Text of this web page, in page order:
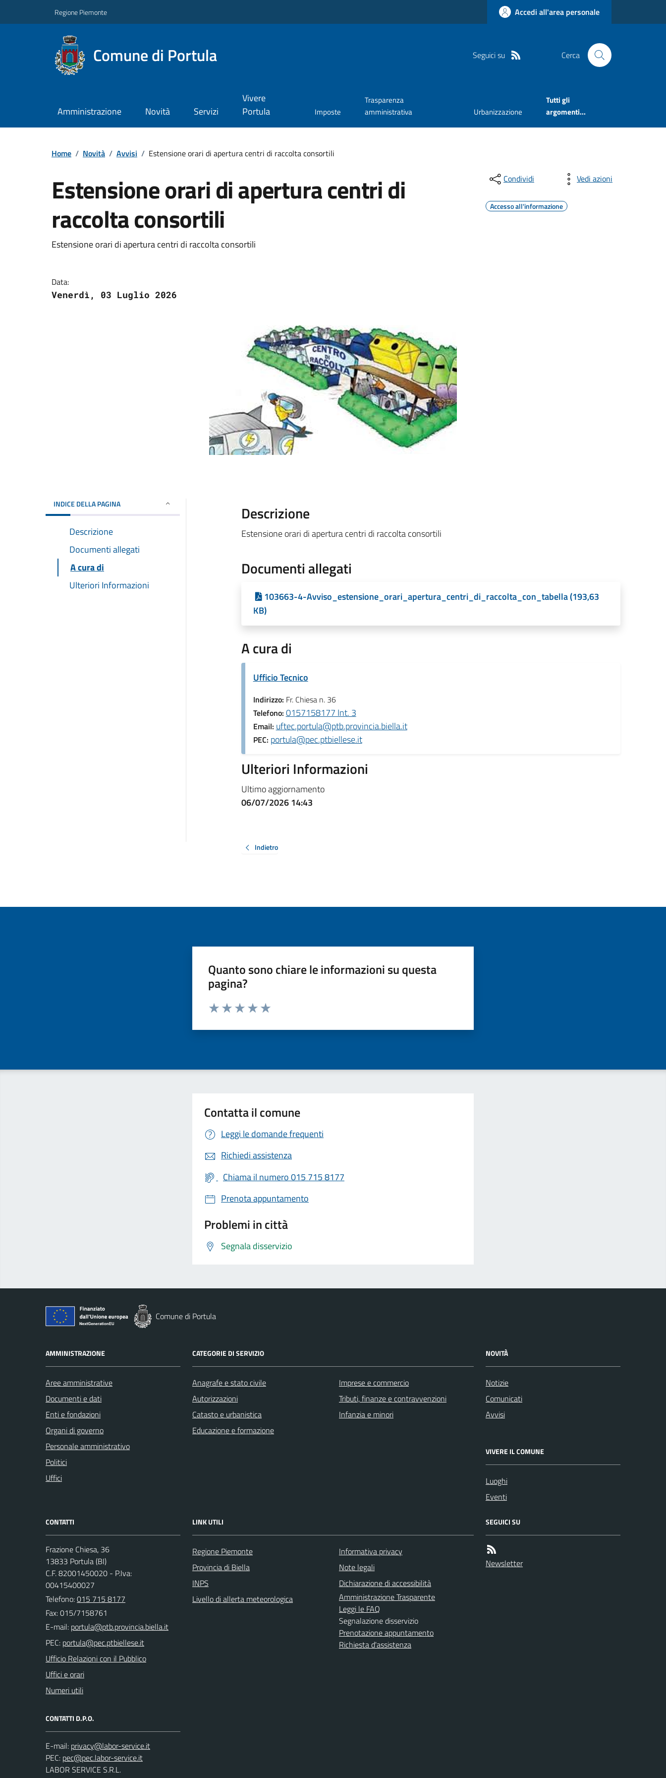
Regione Piemonte Accedi all'area personale
Comune di Portula Seguici su Cerca
Amministrazione Novità Servizi
Vivere
Portula
Imposte
Trasparenza
amministrativa
Urbanizzazione
Tutti gli
argomenti...
Home / Novità / Avvisi / Estensione orari di apertura centri di raccolta consortili
Estensione orari di apertura centri di
raccolta consortili
Estensione orari di apertura centri di raccolta consortili
Data:
Venerdì, 03 Luglio 2026
Condividi Vedi azioni
Accesso all'informazione
INDICE DELLA PAGINA
Descrizione
Documenti allegati
A cura di
Ulteriori Informazioni
Descrizione
Estensione orari di apertura centri di raccolta consortili
Documenti allegati
103663-4-Avviso_estensione_orari_apertura_centri_di_raccolta_con_tabella (193,63
KB)
A cura di
Ufficio Tecnico
Indirizzo: Fr. Chiesa n. 36
Telefono: 0157158177 Int. 3
Email: uftec.portula@ptb.provincia.biella.it
PEC: portula@pec.ptbiellese.it
Ulteriori Informazioni
Ultimo aggiornamento
06/07/2026 14:43
Indietro
Quanto sono chiare le informazioni su questa
pagina?
Valuta da 1 a 5 stelle la pagina
Contatta il comune
Leggi le domande frequenti
Richiedi assistenza
Chiama il numero 015 715 8177
Prenota appuntamento
Problemi in città
Segnala disservizio
Comune di Portula
AMMINISTRAZIONE
Aree amministrative
Documenti e dati
Enti e fondazioni
Organi di governo
Personale amministrativo
Politici
Uffici
CATEGORIE DI SERVIZIO
Anagrafe e stato civile
Autorizzazioni
Catasto e urbanistica
Educazione e formazione
Imprese e commercio
Tributi, finanze e contravvenzioni
Infanzia e minori
NOVITÀ
Notizie
Comunicati
Avvisi
VIVERE IL COMUNE
Luoghi
Eventi
CONTATTI
Frazione Chiesa, 36
13833 Portula (BI)
C.F. 82001450020 - P.Iva:
00415400027
Telefono:015 715 8177
Fax: 015/7158761
E-mail:
PEC:
Ufficio Relazioni con il Pubblico
Uffici e orari
Numeri utili
CONTATTI D.P.O.
E-mail:
PEC:
LABOR SERVICE S.R.L.
LINK UTILI
Regione Piemonte
Provincia di Biella
INPS
Livello di allerta meteorologica
Informativa privacy
Note legali
Dichiarazione di accessibilità
Amministrazione Trasparente
Leggi le FAQ
Segnalazione disservizio
Prenotazione appuntamento
Richiesta d'assistenza
SEGUICI SU
Newsletter